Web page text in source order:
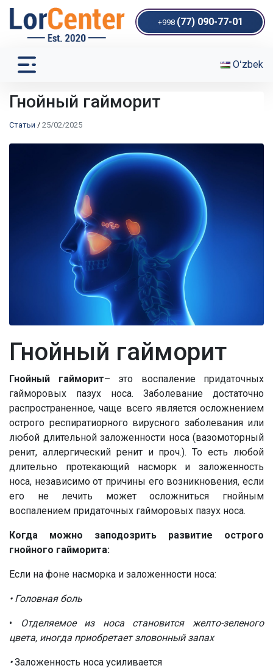
+998 (77) 090-77-01
Oʻzbek
Гнойный гайморит
Статьи / 25/02/2025
Гнойный гайморит
Гнойный гайморит– это воспаление придаточных
гайморовых пазух носа. Заболевание достаточно
распространенное, чаще всего является осложнением
острого респиратиорного вирусного заболевания или
любой длительной заложенности носа (вазомоторный
ренит, аллергический ренит и проч.). То есть любой
длительно протекающий насморк и заложенность
носа, независимо от причины его возникновения, если
его не лечить может осложниться гнойным
воспалением придаточных гайморовых пазух носа.
Когда можно заподозрить развитие острого
гнойного гайморита:
Если на фоне насморка и заложенности носа:
• Головная боль
•
Отделяемое из носа становится желто-зеленого
цвета, иногда приобретает зловонный запах
•Заложенность носа усиливается